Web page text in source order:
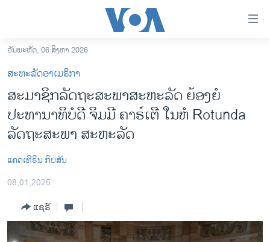
ເຂົ້າ
ຫາ
ຂ້າມ
ຂ້າມ
ໄປ
ຫາ
ຊອກ
ອາເມຣິກາ
ການເລືອກຕັ້ງ ປະທານາທີບໍດີ ສະຫະລັດ 2024
ອິດສະຫຼະພາບດ້ານການຂ່າວ
ຊີວິດຊາວລາວ
ວັນພະຫັດ, 06 ສິງຫາ 2026
ສະຫະລັດອາເມຣິກາ
ສະມາຊິກລັດຖະສະພາສະຫະລັດ ຍ້ອງຍໍ
ປະທານາທິບໍດີ ຈິມມີ ຄາຣ໌ເຕີ ໃນຫໍ Rotunda
ລັດຖະສະພາ ສະຫະລັດ
ແຄດເທີຣິນ ກິບສັນ
08,01,2025
ແຊຣ໌